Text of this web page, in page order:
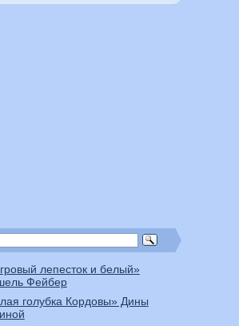
лепесток и белый»
Фейбер
голубка Кордовы» Дины